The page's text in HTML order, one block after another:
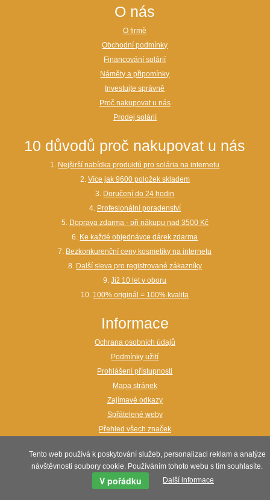
O nás
O firmě
Obchodní podmínky
Financování solárií
Náměty a připomínky
Investujte správně
Proč nakupovat u nás
Prodej solárií
10 důvodů proč nakupovat u nás
1. Nejširší nabídka produktů pro solária na internetu
2. Více jak 9600 položek skladem
3. Doručení do 24 hodin
4. Profesionální poradenství
5. Doprava zdarma - při nákupu nad 3500 Kč
6. Ke každé objednávce dárek zdarma
7. Bezkonkurenční ceny kosmetiky na internetu
8. Další sleva pro registrované zákazníky
9.Již 10 let v oboru
10. 100% originál = 100% kvalita
Informace
Ochrana osobních údajů
Podmínky užití
Prohlášení přístupnosti
Mapa stránek
Zajímavé odkazy
Spřátelené weby
Přehled všech značek
Tento web používá k poskytování služeb, personalizaci reklam a analýze
návštěvnosti soubory cookie. Používáním tohoto webu s tím souhlasíte.
V pořádku Další informace